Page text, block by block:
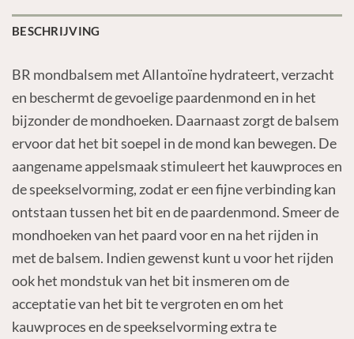
BESCHRIJVING
BR mondbalsem met Allantoïne hydrateert, verzacht
en beschermt de gevoelige paardenmond en in het
bijzonder de mondhoeken. Daarnaast zorgt de balsem
ervoor dat het bit soepel in de mond kan bewegen. De
aangename appelsmaak stimuleert het kauwproces en
de speekselvorming, zodat er een fijne verbinding kan
ontstaan tussen het bit en de paardenmond. Smeer de
mondhoeken van het paard voor en na het rijden in
met de balsem. Indien gewenst kunt u voor het rijden
ook het mondstuk van het bit insmeren om de
acceptatie van het bit te vergroten en om het
kauwproces en de speekselvorming extra te